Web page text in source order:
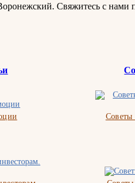
Свяжитесь с нами
Советы